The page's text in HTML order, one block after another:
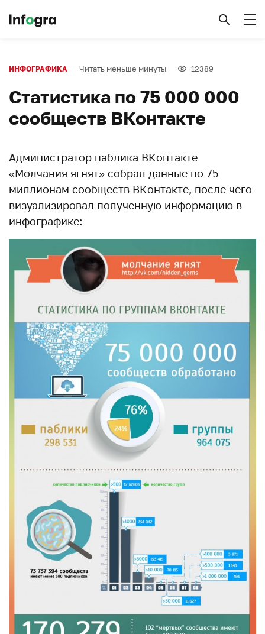
ИНФОГРАФИКА Читать меньше минуты 12389
Статистика по 75 000 000
сообществ ВКонтакте
Администратор паблика ВКонтакте
«Молчания ягнят» собрал данные по 75
миллионам сообществ ВКонтакте, после чего
визуализировал полученную информацию в
инфографике: